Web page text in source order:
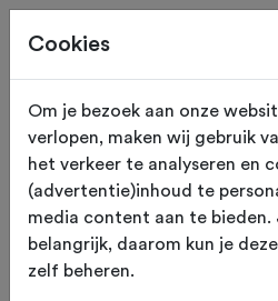
Je bekijkt een oude editie. Klik
editie.
Cookies
Om je bezoek aan onze
verlopen, maken wij gebruik
het verkeer te analyseren en
(advertentie)inhoud te
media content aan te bieden.
belangrijk, daarom kun je
zelf beheren.